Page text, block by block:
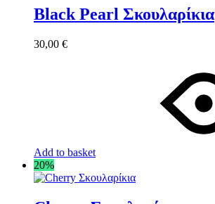
Black Pearl Σκουλαρίκια
30,00 €
Add to basket
20%